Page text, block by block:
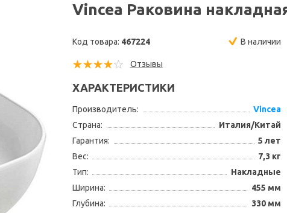
Vincea Раковина
Код товара: 467224 В наличии
Отзывы
ХАРАКТЕРИСТИКИ
Производитель:
Vincea
Страна:
Италия/Китай
Гарантия:
5 лет
Вес:
7,3 кг
Тип:
Накладные
Ширина:
455 мм
Глубина:
330 мм